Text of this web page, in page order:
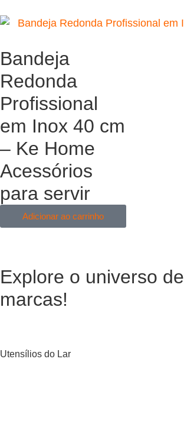
Bandeja
Redonda
Profissional
em Inox 40 cm
– Ke Home
Acessórios
para servir
Adicionar ao carrinho
Explore o universo de
marcas!
Utensílios do Lar